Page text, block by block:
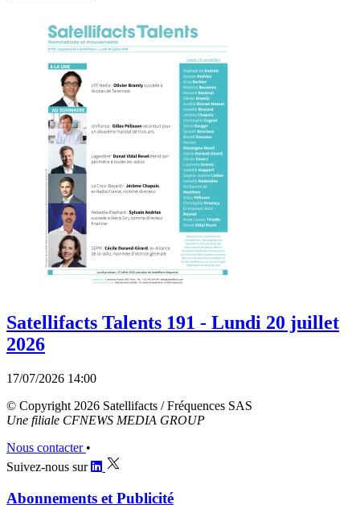
Satellifacts Talents 191 - Lundi 20 juillet
2026
17/07/2026 14:00
© Copyright 2026 Satellifacts / Fréquences SAS
Une filiale CFNEWS MEDIA GROUP
Nous contacter •
Suivez-nous sur
Abonnements et Publicité